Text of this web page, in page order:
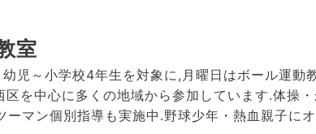
室
児～小学校4年生を対象に,月曜日はボール運動
を中心に多くの地域から参加しています.体操
マン個別指導も実施中.野球少年・熱血親子に